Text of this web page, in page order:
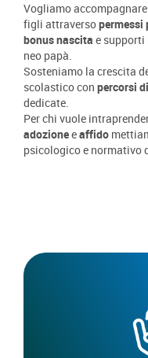
Vogliamo
figli attraversopermessi
bonus nascita e supporti
neo papà.
Sosteniamo la crescita
scolastico con percorsi
dedicate.
Per chi vuole
adozioneeaffido
psicologico e normativo